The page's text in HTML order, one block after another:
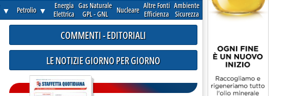
▼ Petrolio ▼
Energia
Elettrica
Gas Naturale
GPL - GNL
Nucleare Altre Fonti
Efficienza
Ambiente
Sicurezza
COMMENTI - EDITORIALI
LE NOTIZIE GIORNO PER GIORNO